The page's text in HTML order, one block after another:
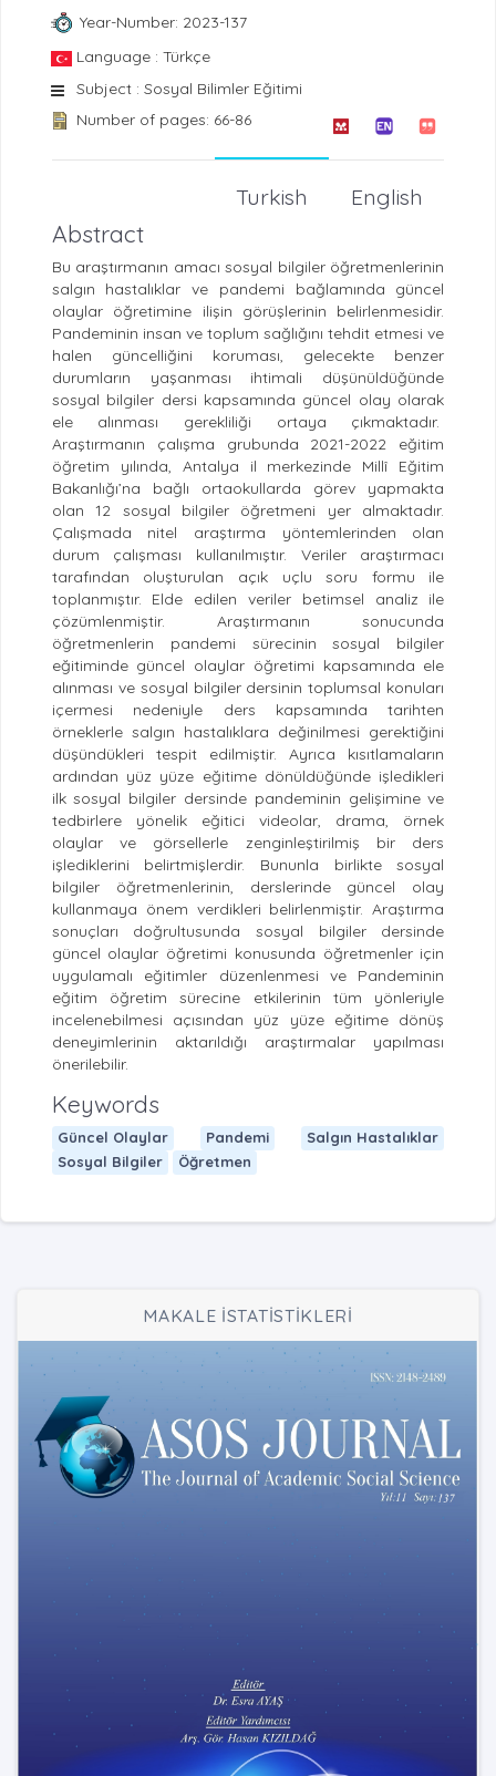
Year-Number: 2023-137
Language : Türkçe
Subject : Sosyal Bilimler Eğitimi
Number of pages: 66-86
English
Turkish
Abstract
Bu araştırmanın amacı sosyal bilgiler öğretmenlerinin
salgın hastalıklar ve pandemi bağlamında güncel
olaylar öğretimine ilişin görüşlerinin belirlenmesidir.
Pandeminin insan ve toplum sağlığını tehdit etmesi ve
halen güncelliğini koruması, gelecekte benzer
durumların yaşanması ihtimali düşünüldüğünde
sosyal bilgiler dersi kapsamında güncel olay olarak
ele alınması gerekliliği ortaya çıkmaktadır.
Araştırmanın çalışma grubunda 2021-2022 eğitim
öğretim yılında, Antalya il merkezinde Millî Eğitim
Bakanlığı’na bağlı ortaokullarda görev yapmakta
olan 12 sosyal bilgiler öğretmeni yer almaktadır.
Çalışmada nitel araştırma yöntemlerinden olan
durum çalışması kullanılmıştır. Veriler araştırmacı
tarafından oluşturulan açık uçlu soru formu ile
toplanmıştır. Elde edilen veriler betimsel analiz ile
çözümlenmiştir. Araştırmanın sonucunda
öğretmenlerin pandemi sürecinin sosyal bilgiler
eğitiminde güncel olaylar öğretimi kapsamında ele
alınması ve sosyal bilgiler dersinin toplumsal konuları
içermesi nedeniyle ders kapsamında tarihten
örneklerle salgın hastalıklara değinilmesi gerektiğini
düşündükleri tespit edilmiştir. Ayrıca kısıtlamaların
ardından yüz yüze eğitime dönüldüğünde işledikleri
ilk sosyal bilgiler dersinde pandeminin gelişimine ve
tedbirlere yönelik eğitici videolar, drama, örnek
olaylar ve görsellerle zenginleştirilmiş bir ders
işlediklerini belirtmişlerdir. Bununla birlikte sosyal
bilgiler öğretmenlerinin, derslerinde güncel olay
kullanmaya önem verdikleri belirlenmiştir. Araştırma
sonuçları doğrultusunda sosyal bilgiler dersinde
güncel olaylar öğretimi konusunda öğretmenler için
uygulamalı eğitimler düzenlenmesi ve Pandeminin
eğitim öğretim sürecine etkilerinin tüm yönleriyle
incelenebilmesi açısından yüz yüze eğitime dönüş
deneyimlerinin aktarıldığı araştırmalar yapılması
önerilebilir.
Keywords
Güncel Olaylar Pandemi
Salgın Hastalıklar
Sosyal Bilgiler
Öğretmen
MAKALE İSTATİSTİKLERİ